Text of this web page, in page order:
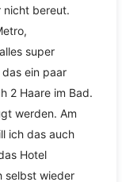
nicht bereut.
super
ein paar
2 Haare im Bad.
werden. Am
ich das auch
Hotel
selbst wieder